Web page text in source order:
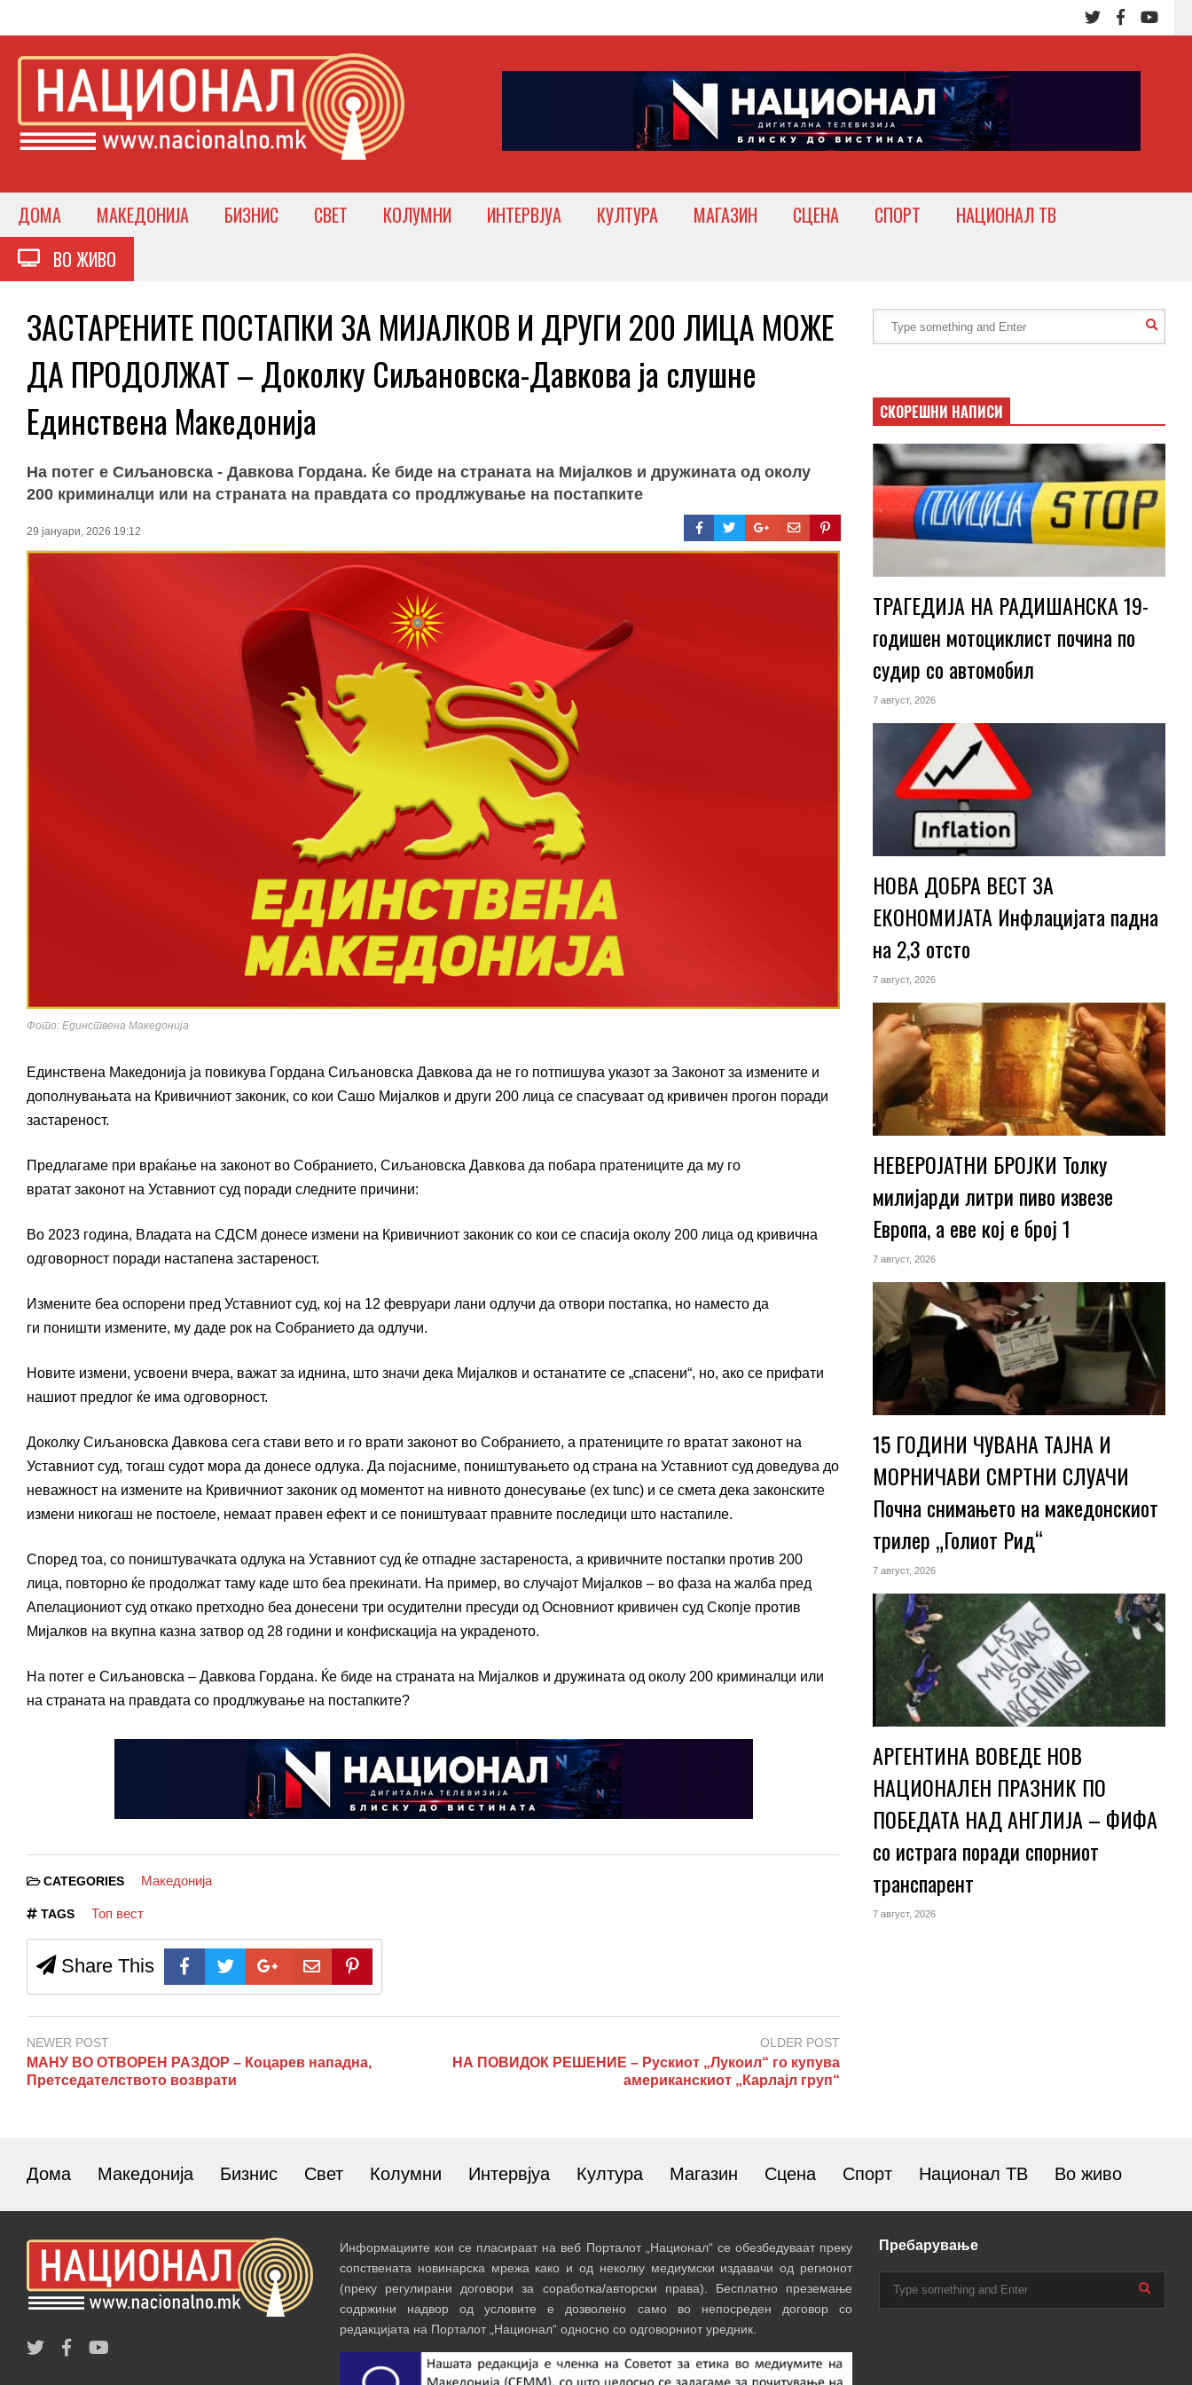
ДОМА МАКЕДОНИЈА БИЗНИС СВЕТ КОЛУМНИ ИНТЕРВЈУА КУЛТУРА МАГАЗИН СЦЕНА СПОРТ
НАЦИОНАЛ ТВ
ВО ЖИВО
ЗАСТАРЕНИТЕ ПОСТАПКИ ЗА МИЈАЛКОВ И ДРУГИ 200 ЛИЦА МОЖЕ
ДА ПРОДОЛЖАТ – Доколку Сиљановска-Давкова ја слушне
Единствена Македонија
На потег е Сиљановска - Давкова Гордана. Ќе биде на страната на Мијалков и дружината од околу
200 криминалци или на страната на правдата со продлжување на постапките
29 јануари, 2026 19:12
Фото: Единствена Македонија
Единствена Македонија ја повикува Гордана Сиљановска Давкова да не го потпишува указот за Законот за измените и
дополнувањата на Кривичниот законик, со кои Сашо Мијалков и други 200 лица се спасуваат од кривичен прогон поради
застареност.
Предлагаме при враќање на законот во Собранието, Сиљановска Давкова да побара пратениците да му го
вратат законот на Уставниот суд поради следните причини:
Во 2023 година, Владата на СДСМ донесе измени на Кривичниот законик со кои се спасија околу 200 лица од кривична
одговорност поради настапена застареност.
Измените беа оспорени пред Уставниот суд, кој на 12 февруари лани одлучи да отвори постапка, но наместо да
ги поништи измените, му даде рок на Собранието да одлучи.
Новите измени, усвоени вчера, важат за иднина, што значи дека Мијалков и останатите се „спасени“, но, ако се прифати
нашиот предлог ќе има одговорност.
Доколку Сиљановска Давкова сега стави вето и го врати законот во Собранието, а пратениците го вратат законот на
Уставниот суд, тогаш судот мора да донесе одлука. Да појасниме, поништувањето од страна на Уставниот суд доведува до
неважност на измените на Кривичниот законик од моментот на нивното донесување (ex tunc) и се смета дека законските
измени никогаш не постоеле, немаат правен ефект и се поништуваат правните последици што настапиле.
Според тоа, со поништувачката одлука на Уставниот суд ќе отпадне застареноста, а кривичните постапки против 200
лица, повторно ќе продолжат таму каде што беа прекинати. На пример, во случајот Мијалков – во фаза на жалба пред
Апелациониот суд откако претходно беа донесени три осудителни пресуди од Основниот кривичен суд Скопје против
Мијалков на вкупна казна затвор од 28 години и конфискација на украденото.
На потег е Сиљановска – Давкова Гордана. Ќе биде на страната на Мијалков и дружината од околу 200 криминалци или
на страната на правдата со продлжување на постапките?
CATEGORIES Македонија
TAGS Топ вест
Share This
NEWER POST
МАНУ ВО ОТВОРЕН РАЗДОР – Коцарев нападна,
Претседателството возврати
OLDER POST
НА ПОВИДОК РЕШЕНИЕ – Рускиот „Лукоил“ го купува
американскиот „Карлајл груп“
СКОРЕШНИ НАПИСИ
ТРАГЕДИЈА НА РАДИШАНСКА 19-
годишен мотоциклист почина по
судир со автомобил
7 август, 2026
НОВА ДОБРА ВЕСТ ЗА
ЕКОНОМИЈАТА Инфлацијата падна
на 2,3 отсто
7 август, 2026
НЕВЕРОЈАТНИ БРОЈКИ Толку
милијарди литри пиво извезе
Европа, а еве кој е број 1
7 август, 2026
15 ГОДИНИ ЧУВАНА ТАЈНА И
МОРНИЧАВИ СМРТНИ СЛУАЧИ
Почна снимањето на македонскиот
трилер „Голиот Рид“
7 август, 2026
АРГЕНТИНА ВОВЕДЕ НОВ
НАЦИОНАЛЕН ПРАЗНИК ПО
ПОБЕДАТА НАД АНГЛИЈА – ФИФА
со истрага поради спорниот
транспарент
7 август, 2026
Дома Македонија Бизнис Свет Колумни Интервјуа Култура Магазин Сцена Спорт Национал ТВ Во живо
Информациите кои се пласираат на веб Порталот „Национал“ се обезбедуваат преку
сопствената новинарска мрежа како и од неколку медиумски издавачи од регионот
(преку регулирани договори за соработка/авторски права). Бесплатно преземање
содржини надвор од условите е дозволено само во непосреден договор со
редакцијата на Порталот „Национал“ односно со одговорниот уредник.
Пребарување